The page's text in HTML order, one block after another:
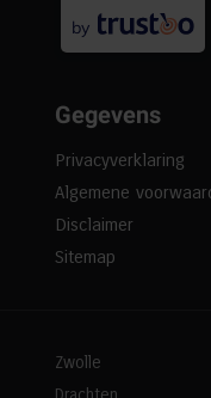
by
Gegevens
Privacyverklaring
Algemene
Disclaimer
Sitemap
Zwolle